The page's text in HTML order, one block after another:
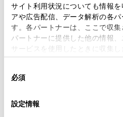
サイト利用状況についても情報
アや広告配信、データ解析の各
す。各パートナーは、ここで収
パートナーに提供した他の情報
サービスを使用したときに収集
使用することがあります。当ウ
デバイスにすべてのCookie(クッ
意したことになります。
必須
設定情報
市区町村名